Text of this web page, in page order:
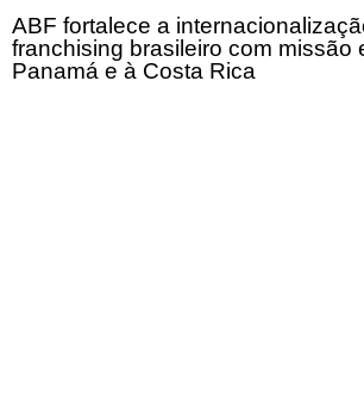
ABF fortalece a
franchising brasileiro com missão
Panamá e à Costa Rica